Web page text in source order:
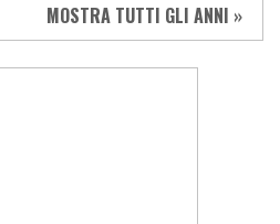
MOSTRA TUTTI GLI ANNI »